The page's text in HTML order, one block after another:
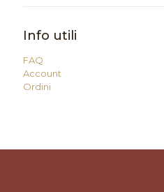
Info utili
FAQ
Account
Ordini